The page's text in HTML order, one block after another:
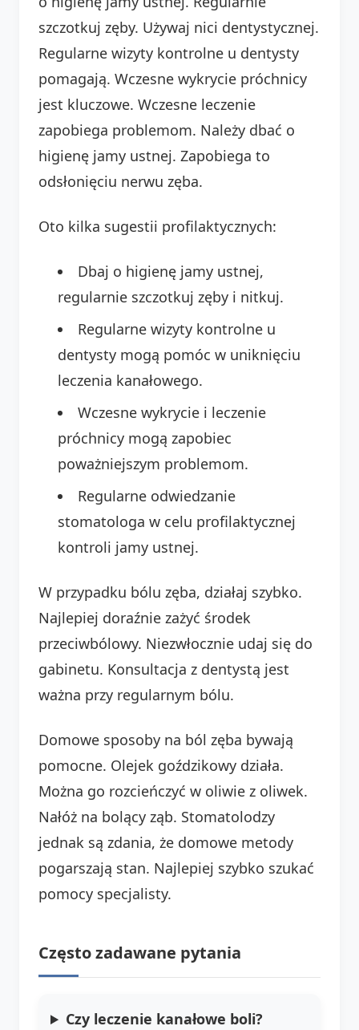
szczotkuj zęby. Używaj nici dentystycznej.
Regularne wizyty kontrolne u dentysty
pomagają. Wczesne wykrycie próchnicy
jest kluczowe. Wczesne leczenie
zapobiega problemom. Należy dbać o
higienę jamy ustnej. Zapobiega to
odsłonięciu nerwu zęba.
Oto kilka sugestii profilaktycznych:
Dbaj o higienę jamy ustnej,
regularnie szczotkuj zęby i nitkuj.
Regularne wizyty kontrolne u
dentysty mogą pomóc w uniknięciu
leczenia kanałowego.
Wczesne wykrycie i leczenie
próchnicy mogą zapobiec
poważniejszym problemom.
Regularne odwiedzanie
stomatologa w celu profilaktycznej
kontroli jamy ustnej.
W przypadku bólu zęba, działaj szybko.
Najlepiej doraźnie zażyć środek
przeciwbólowy. Niezwłocznie udaj się do
gabinetu. Konsultacja z dentystą jest
ważna przy regularnym bólu.
Domowe sposoby na ból zęba bywają
pomocne. Olejek goździkowy działa.
Można go rozcieńczyć w oliwie z oliwek.
Nałóż na bolący ząb. Stomatolodzy
jednak są zdania, że domowe metody
pogarszają stan. Najlepiej szybko szukać
pomocy specjalisty.
Często zadawane pytania
Czy leczenie kanałowe boli?